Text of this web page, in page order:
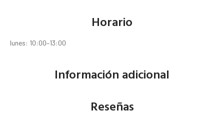
Horario
lunes: 10:00–13:00
Información adicional
Reseñas